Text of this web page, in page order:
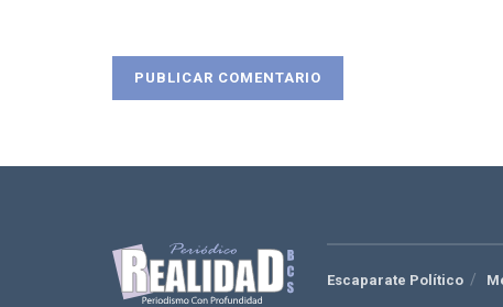
Escaparate Político